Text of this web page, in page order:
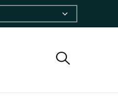
du Cirad - CIRAD
- CIRAD